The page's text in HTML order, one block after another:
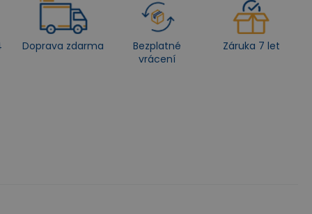
Doprava zdarma
Bezplatné
vrácení
Záruka 7 let